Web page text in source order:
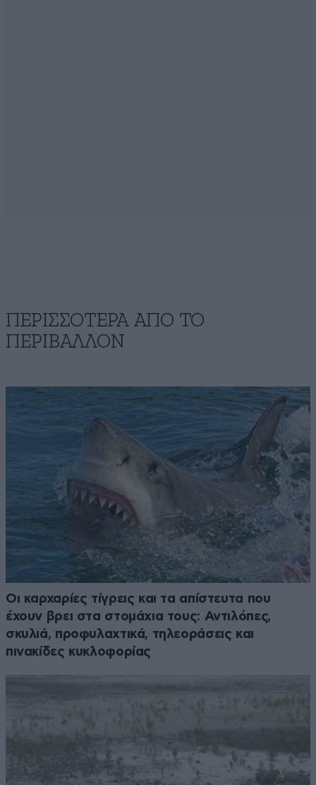
ΠΕΡΙΣΣΟΤΕΡΑ ΑΠΟ ΤΟ
ΠΕΡΙΒΑΛΛΟΝ
Οι καρχαρίες τίγρεις και τα απίστευτα που
έχουν βρει στα στομάχια τους: Αντιλόπες,
σκυλιά, προφυλαχτικά, τηλεοράσεις και
πινακίδες κυκλοφορίας